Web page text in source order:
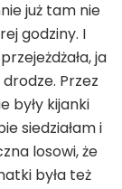
już tam nie
godziny. I
ja
Przez
były kijanki
siedziałam i
losowi, że
była też